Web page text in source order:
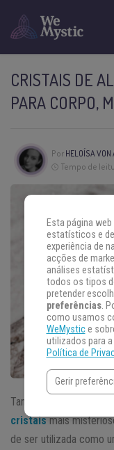
CRISTAIS DE
PARA CORPO,
Por HELOÍSA VON
Tempo de
Também chamada
cristaismais
de ser utilizada como
Esta página
estatísticos e
experiência de
acções de
análises
todos os tipos
pretender
preferências.
como usamos
WeMystice
utilizados para
Política de
Gerir